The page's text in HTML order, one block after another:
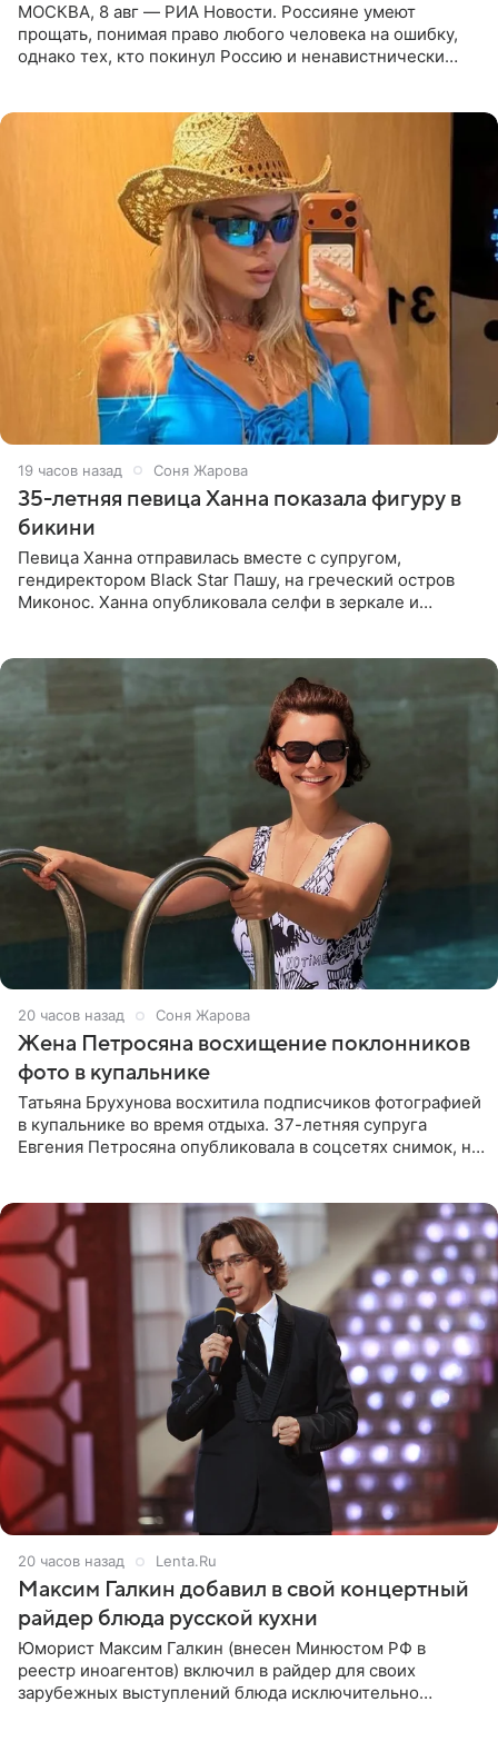
МОСКВА, 8 авг — РИА Новости. Россияне умеют
прощать, понимая право любого человека на ошибку,
однако тех, кто покинул Россию и ненавистнически
19 часов назад Соня Жарова
35-летняя певица Ханна показала фигуру в
бикини
Певица Ханна отправилась вместе с супругом,
гендиректором Black Star Пашу, на греческий остров
Миконос. Ханна опубликовала селфи в зеркале и
20 часов назад Соня Жарова
Жена Петросяна восхищение поклонников
фото в купальнике
Татьяна Брухунова восхитила подписчиков фотографией
в купальнике во время отдыха. 37-летняя супруга
Евгения Петросяна опубликовала в соцсетях снимок, на
20 часов назад Lenta.Ru
Максим Галкин добавил в свой концертный
райдер блюда русской кухни
Юморист Максим Галкин (внесен Минюстом РФ в
реестр иноагентов) включил в райдер для своих
зарубежных выступлений блюда исключительно